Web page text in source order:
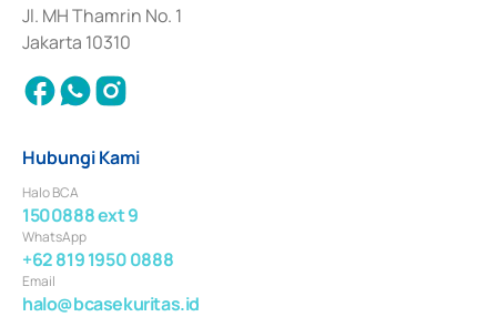
Jl. MH Thamrin No. 1
Jakarta 10310
Hubungi Kami
Halo BCA
1500888 ext 9
WhatsApp
+62 819 1950 0888
Email
halo@bcasekuritas.id